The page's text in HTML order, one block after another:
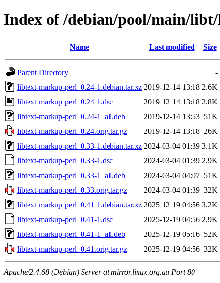
Index of /debian/pool/main/
Name Last modified Size
Parent Directory
-
libtext-markup-perl_0.24-1.debian.tar.xz 2019-12-14 13:18 2.6K
libtext-markup-perl_0.24-1.dsc
2019-12-14 13:18 2.8K
libtext-markup-perl_0.24-1_all.deb
2019-12-14 13:53 51K
libtext-markup-perl_0.24.orig.tar.gz
2019-12-14 13:18 26K
libtext-markup-perl_0.33-1.debian.tar.xz 2024-03-04 01:39 3.1K
libtext-markup-perl_0.33-1.dsc
2024-03-04 01:39 2.9K
libtext-markup-perl_0.33-1_all.deb
2024-03-04 04:07 51K
libtext-markup-perl_0.33.orig.tar.gz
2024-03-04 01:39 32K
libtext-markup-perl_0.41-1.debian.tar.xz 2025-12-19 04:56 3.2K
libtext-markup-perl_0.41-1.dsc
2025-12-19 04:56 2.9K
libtext-markup-perl_0.41-1_all.deb
2025-12-19 05:16 52K
libtext-markup-perl_0.41.orig.tar.gz
2025-12-19 04:56 32K
Apache/2.4.68 (Debian) Server at mirror.linux.org.au Port 80